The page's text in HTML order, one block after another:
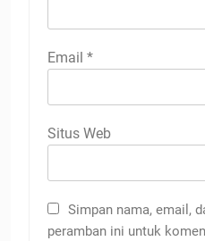
Email *
Situs Web
Simpan nama, email,
peramban ini untuk